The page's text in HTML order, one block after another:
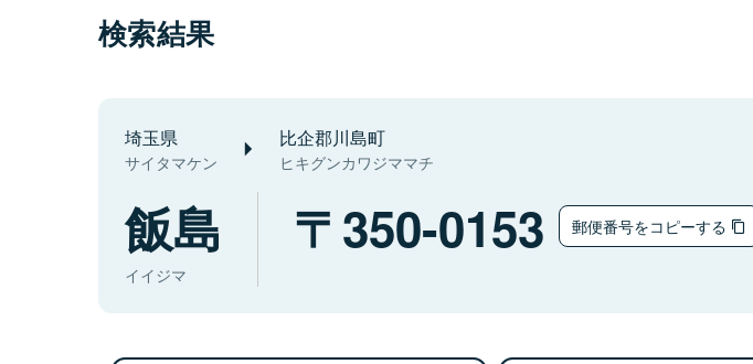
検索結果
埼玉県
サイタマケン
比企郡川島町
ヒキグンカワジママチ
飯島
イイジマ
350-0153 郵便番号をコピーする